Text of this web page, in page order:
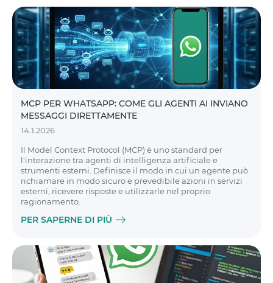
MCP PER WHATSAPP: COME GLI AGENTI AI INVIANO
MESSAGGI DIRETTAMENTE
14.1.2026
Il Model Context Protocol (MCP) è uno standard per
l'interazione tra agenti di intelligenza artificiale e
strumenti esterni. Definisce il modo in cui un agente può
richiamare in modo sicuro e prevedibile azioni in servizi
esterni, ricevere risposte e utilizzarle nel proprio
ragionamento.
PER SAPERNE DI PIÙ